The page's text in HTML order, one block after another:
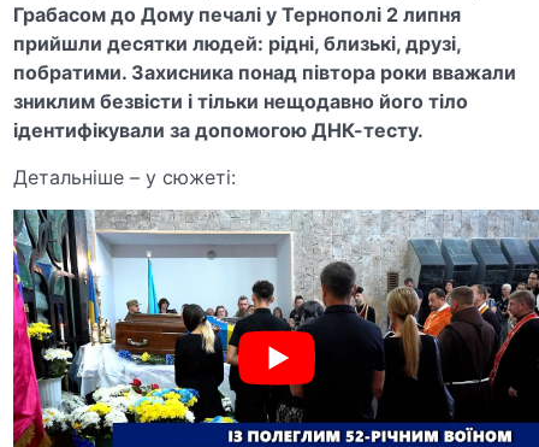
Грабасом до Дому печалі у Тернополі 2 липня
прийшли десятки людей: рідні, близькі, друзі,
побратими. Захисника понад півтора роки вважали
зниклим безвісти і тільки нещодавно його тіло
ідентифікували за допомогою ДНК-тесту.
Детальніше – у сюжеті: